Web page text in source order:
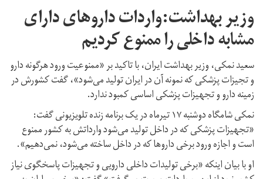
وزیر بهداشت:واردات داروهای دارای
مشابه داخلی را ممنوع کردیم
سعید نمکی، وزیر بهداشت ایران، با تاکید بر «ممنوعیت ورود هرگونه دارو
و تجیزات پزشکی که نمونه آن در ایران تولید می‌شود»، گفت کشورش در
زمینه دارو و تجهیزات پزشکی اساسی کمبود ندارد.
نمکی شامگاه دوشنبه ۱۷ تیرماه در یک برنامه زنده تلویزیونی گفت:
«تجهیزات پزشکی که در داخل تولید می‌شود وارداتش به کشور ممنوع
است و اجازه ورود برخی داروها که در داخل ساخته می‌شود، نمی‌دهیم».
او با بیان اینکه «برخی تولیدات داخلی دارویی و تجهیزات پاسخگوی نیاز